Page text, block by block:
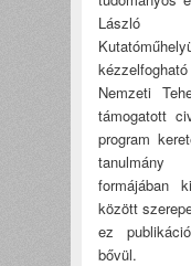
László
Nemzeti
támogatott
program
formájában
között
ez
bővül.